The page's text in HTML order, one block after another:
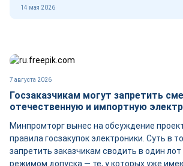
14 мая 2026
7 августа 2026
Госзаказчикам могут запретить
отечественную и импортную
Минпромторг вынес на обсуждение
правила госзакупок электроники. Суть в
запретить заказчикам сводить в один
режимом допуска — те, у которых уже